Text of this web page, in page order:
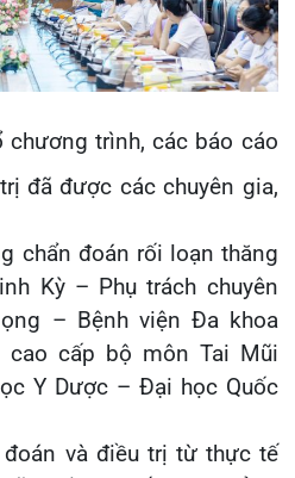
và điều trị từ thực tế
Tuyến – Trưởng
Đa khoa quốc tế Hải
cập nhật kiến thức
đàn khoa học cởi
bác sĩ và nhân viên
những tiến bộ mới
trị chóng mặt… Với
thực và cập nhật, hội
chuyên môn sâu sắc,
trong việc nâng
cho đội ngũ y bác sĩ
hiệu quả công tác